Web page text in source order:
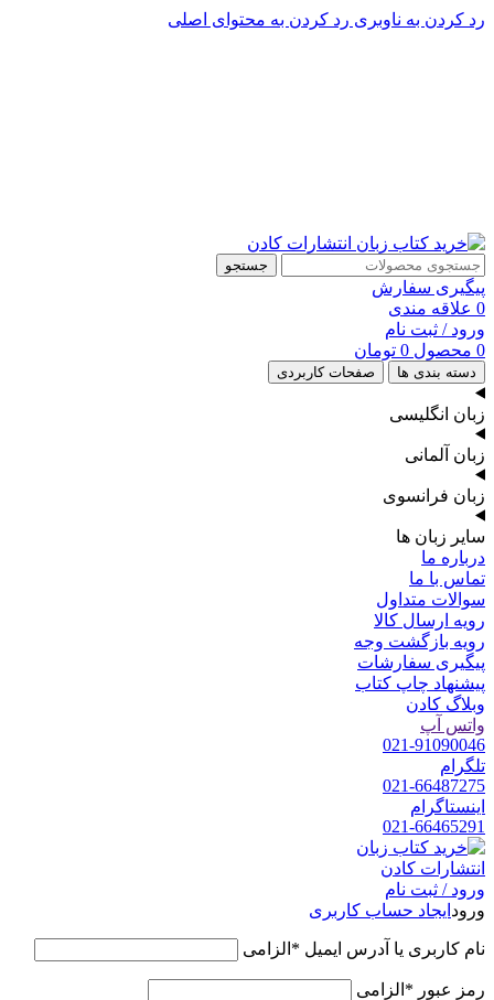
رد کردن به ناوبری رد کردن به محتوای اصلی
جستجو
پیگیری سفارش
0 علاقه مندی
ورود / ثبت نام
0 محصول 0 تومان
دسته بندی ها صفحات کاربردی
زبان انگلیسی
زبان آلمانی
زبان فرانسوی
سایر زبان ها
درباره ما
تماس با ما
سوالات متداول
رویه ارسال کالا
رویه بازگشت وجه
پیگیری سفارشات
پیشنهاد چاپ کتاب
وبلاگ کادن
واتس آپ
021-91090046
تلگرام
021-66487275
اینستاگرام
021-66465291
ورود / ثبت نام
ورود ایجاد حساب کاربری
نام کاربری یا آدرس ایمیل * الزامی
رمز عبور * الزامی